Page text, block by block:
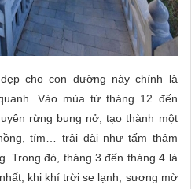
cho con đường này chính là
Vào mùa từ tháng 12 đến
rừng bung nở, tạo thành một
tím… trải dài như tấm thảm
Trong đó, tháng 3 đến tháng 4 là
khi khí trời se lạnh, sương mờ